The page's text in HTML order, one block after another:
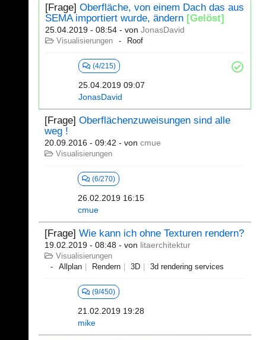
[Frage] Oberfläche, von einem Dach das aus
SEMA importiert wurde, ändern [Gelöst]
25.04.2019 - 08:54 - von JonasDavid
Visualisierungen Roof
(4/215)
25.04.2019 09:07
JonasDavid
[Frage] Oberflächenzuweisungen sind alle
weg !
20.09.2016 - 09:42 - von cmue
Visualisierungen
(6/270)
26.02.2019 16:15
cmue
[Frage] Wie kann ich ohne Texturen rendern?
19.02.2019 - 08:48 - von litaerchitektur
Visualisierungen
Allplan
Rendern 3D 3d rendering services
(9/450)
21.02.2019 19:28
mike